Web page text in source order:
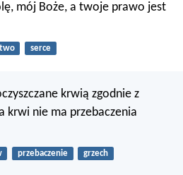
mój Boże, a twoje prawo jest
serce
krwią zgodnie z
krwi nie ma przebaczenia
przebaczenie grzech